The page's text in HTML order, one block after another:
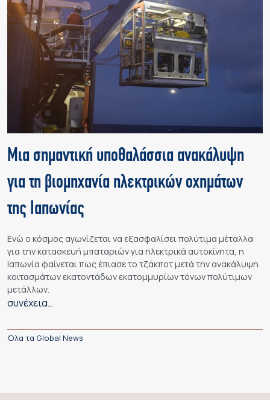
Μια σημαντική υποθαλάσσια ανακάλυψη
για τη βιομηχανία ηλεκτρικών οχημάτων
της Ιαπωνίας
Ενώ ο κόσμος αγωνίζεται να εξασφαλίσει πολύτιμα μέταλλα
για την κατασκευή μπαταριών για ηλεκτρικά αυτοκίνητα, η
Ιαπωνία φαίνεται πως έπιασε το τζάκποτ μετά την ανακάλυψη
κοιτασμάτων εκατοντάδων εκατομμυρίων τόνων πολύτιμων
μετάλλων.
συνέχεια…
Όλα τα Global News